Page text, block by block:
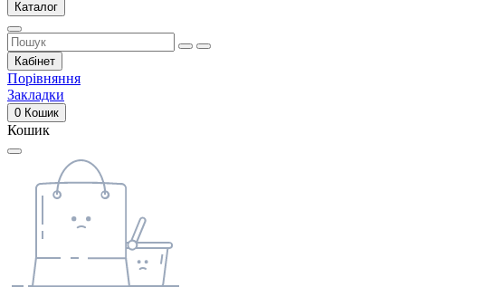
Каталог
Кабінет
Порівняння
Закладки
0 Кошик
Кошик